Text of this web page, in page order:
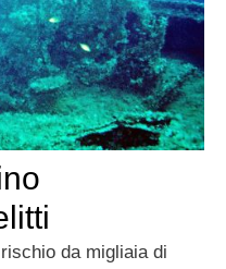
da migliaia di